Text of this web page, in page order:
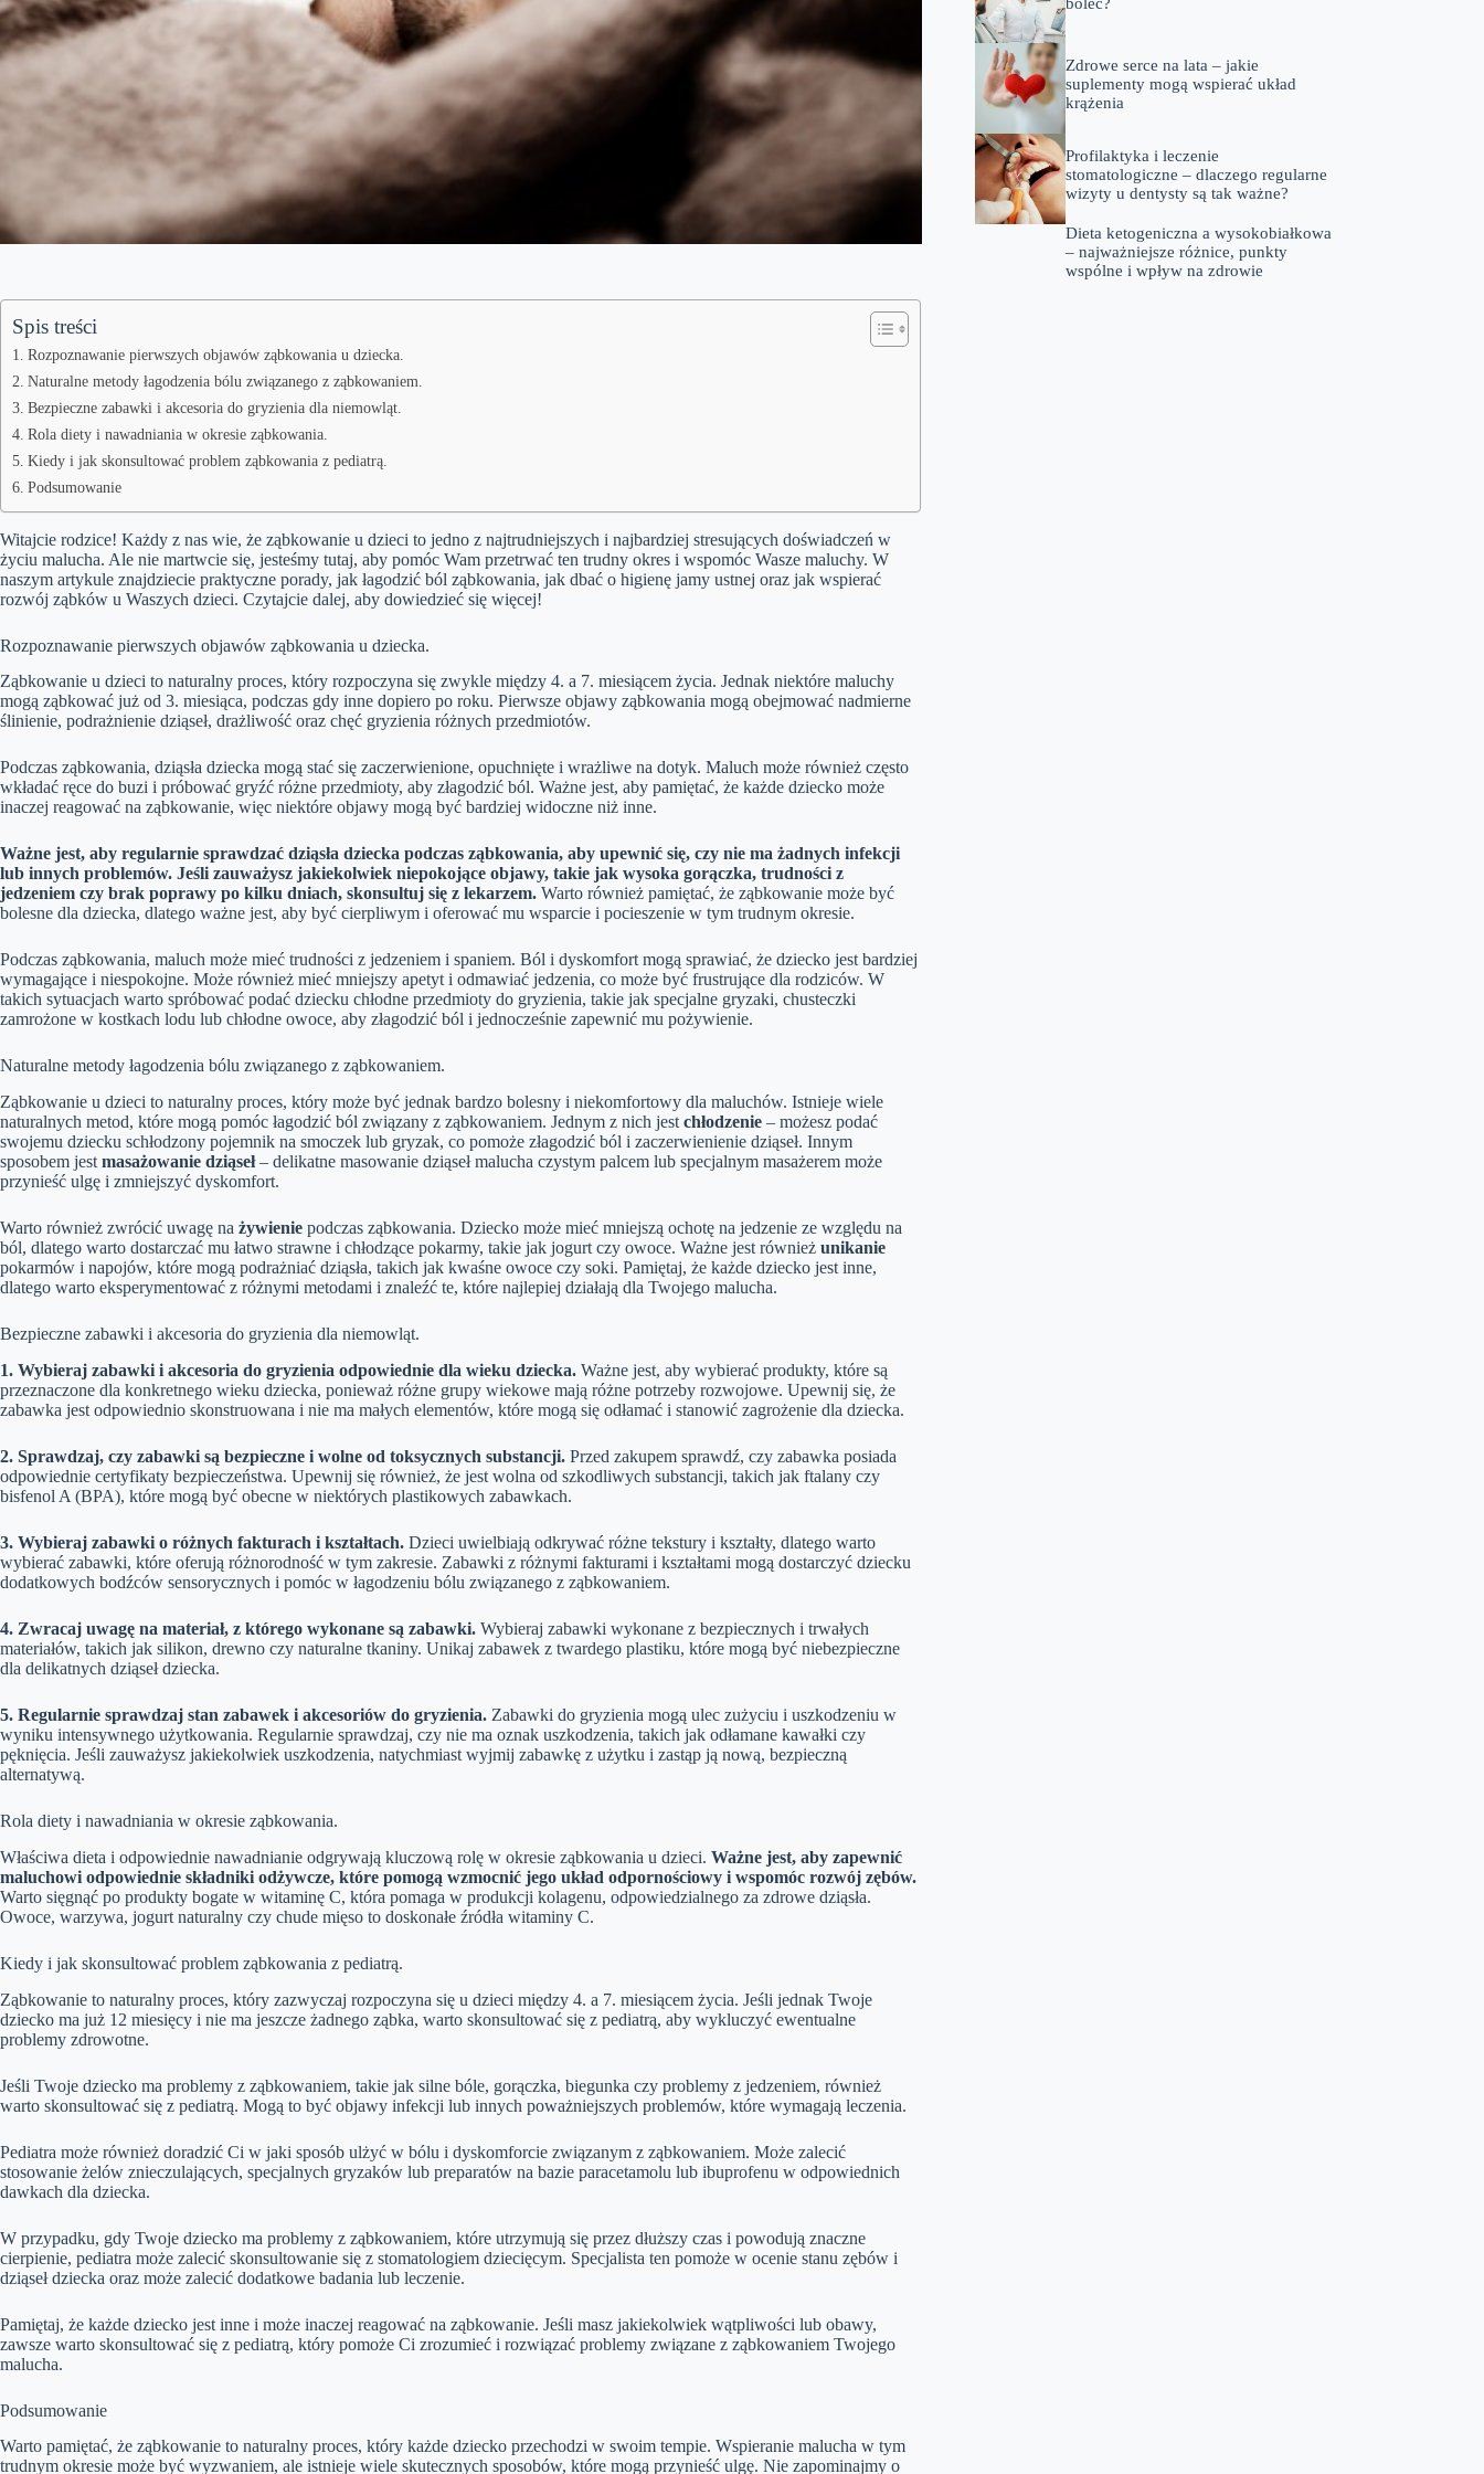
Spis treści
Rozpoznawanie pierwszych objawów ząbkowania u dziecka.
Naturalne metody łagodzenia bólu związanego z ząbkowaniem.
Bezpieczne zabawki i akcesoria do gryzienia dla niemowląt.
Rola diety i nawadniania w okresie ząbkowania.
Kiedy i jak skonsultować problem ząbkowania z pediatrą.
Podsumowanie
Witajcie rodzice! Każdy z nas wie, że ząbkowanie u dzieci to jedno z najtrudniejszych i najbardziej stresujących doświadczeń w
życiu malucha. Ale nie martwcie się, jesteśmy tutaj, aby pomóc Wam przetrwać ten trudny okres i wspomóc Wasze maluchy. W
naszym artykule znajdziecie praktyczne porady, jak łagodzić ból ząbkowania, jak dbać o higienę jamy ustnej oraz jak wspierać
rozwój ząbków u Waszych dzieci. Czytajcie dalej, aby dowiedzieć się więcej!
Rozpoznawanie pierwszych objawów ząbkowania u dziecka.
Ząbkowanie u dzieci to naturalny proces, który rozpoczyna się zwykle między 4. a 7. miesiącem życia. Jednak niektóre maluchy
mogą ząbkować już od 3. miesiąca, podczas gdy inne dopiero po roku. Pierwsze objawy ząbkowania mogą obejmować nadmierne
ślinienie, podrażnienie dziąseł, drażliwość oraz chęć gryzienia różnych przedmiotów.
Podczas ząbkowania, dziąsła dziecka mogą stać się zaczerwienione, opuchnięte i wrażliwe na dotyk. Maluch może również często
wkładać ręce do buzi i próbować gryźć różne przedmioty, aby złagodzić ból. Ważne jest, aby pamiętać, że każde dziecko może
inaczej reagować na ząbkowanie, więc niektóre objawy mogą być bardziej widoczne niż inne.
Ważne jest, aby regularnie sprawdzać dziąsła dziecka podczas ząbkowania, aby upewnić się, czy nie ma żadnych infekcji
lub innych problemów. Jeśli zauważysz jakiekolwiek niepokojące objawy, takie jak wysoka gorączka, trudności z
jedzeniem czy brak poprawy po kilku dniach, skonsultuj się z lekarzem. Warto również pamiętać, że ząbkowanie może być
bolesne dla dziecka, dlatego ważne jest, aby być cierpliwym i oferować mu wsparcie i pocieszenie w tym trudnym okresie.
Podczas ząbkowania, maluch może mieć trudności z jedzeniem i spaniem. Ból i dyskomfort mogą sprawiać, że dziecko jest bardziej
wymagające i niespokojne. Może również mieć mniejszy apetyt i odmawiać jedzenia, co może być frustrujące dla rodziców. W
takich sytuacjach warto spróbować podać dziecku chłodne przedmioty do gryzienia, takie jak specjalne gryzaki, chusteczki
zamrożone w kostkach lodu lub chłodne owoce, aby złagodzić ból i jednocześnie zapewnić mu pożywienie.
Naturalne metody łagodzenia bólu związanego z ząbkowaniem.
Ząbkowanie u dzieci to naturalny proces, który może być jednak bardzo bolesny i niekomfortowy dla maluchów. Istnieje wiele
naturalnych metod, które mogą pomóc łagodzić ból związany z ząbkowaniem. Jednym z nich jest chłodzenie – możesz podać
swojemu dziecku schłodzony pojemnik na smoczek lub gryzak, co pomoże złagodzić ból i zaczerwienienie dziąseł. Innym
sposobem jest masażowanie dziąseł– delikatne masowanie dziąseł malucha czystym palcem lub specjalnym masażerem może
przynieść ulgę i zmniejszyć dyskomfort.
Warto również zwrócić uwagę na żywienie podczas ząbkowania. Dziecko może mieć mniejszą ochotę na jedzenie ze względu na
ból, dlatego warto dostarczać mu łatwo strawne i chłodzące pokarmy, takie jak jogurt czy owoce. Ważne jest również unikanie
pokarmów i napojów, które mogą podrażniać dziąsła, takich jak kwaśne owoce czy soki. Pamiętaj, że każde dziecko jest inne,
dlatego warto eksperymentować z różnymi metodami i znaleźć te, które najlepiej działają dla Twojego malucha.
Bezpieczne zabawki i akcesoria do gryzienia dla niemowląt.
1. Wybieraj zabawki i akcesoria do gryzienia odpowiednie dla wieku dziecka. Ważne jest, aby wybierać produkty, które są
przeznaczone dla konkretnego wieku dziecka, ponieważ różne grupy wiekowe mają różne potrzeby rozwojowe. Upewnij się, że
zabawka jest odpowiednio skonstruowana i nie ma małych elementów, które mogą się odłamać i stanowić zagrożenie dla dziecka.
2. Sprawdzaj, czy zabawki są bezpieczne i wolne od toksycznych substancji. Przed zakupem sprawdź, czy zabawka posiada
odpowiednie certyfikaty bezpieczeństwa. Upewnij się również, że jest wolna od szkodliwych substancji, takich jak ftalany czy
bisfenol A (BPA), które mogą być obecne w niektórych plastikowych zabawkach.
3. Wybieraj zabawki o różnych fakturach i kształtach. Dzieci uwielbiają odkrywać różne tekstury i kształty, dlatego warto
wybierać zabawki, które oferują różnorodność w tym zakresie. Zabawki z różnymi fakturami i kształtami mogą dostarczyć dziecku
dodatkowych bodźców sensorycznych i pomóc w łagodzeniu bólu związanego z ząbkowaniem.
4. Zwracaj uwagę na materiał, z którego wykonane są zabawki. Wybieraj zabawki wykonane z bezpiecznych i trwałych
materiałów, takich jak silikon, drewno czy naturalne tkaniny. Unikaj zabawek z twardego plastiku, które mogą być niebezpieczne
dla delikatnych dziąseł dziecka.
5. Regularnie sprawdzaj stan zabawek i akcesoriów do gryzienia. Zabawki do gryzienia mogą ulec zużyciu i uszkodzeniu w
wyniku intensywnego użytkowania. Regularnie sprawdzaj, czy nie ma oznak uszkodzenia, takich jak odłamane kawałki czy
pęknięcia. Jeśli zauważysz jakiekolwiek uszkodzenia, natychmiast wyjmij zabawkę z użytku i zastąp ją nową, bezpieczną
alternatywą.
Rola diety i nawadniania w okresie ząbkowania.
Właściwa dieta i odpowiednie nawadnianie odgrywają kluczową rolę w okresie ząbkowania u dzieci. Ważne jest, aby zapewnić
maluchowi odpowiednie składniki odżywcze, które pomogą wzmocnić jego układ odpornościowy i wspomóc rozwój zębów.
Warto sięgnąć po produkty bogate w witaminę C, która pomaga w produkcji kolagenu, odpowiedzialnego za zdrowe dziąsła.
Owoce, warzywa, jogurt naturalny czy chude mięso to doskonałe źródła witaminy C.
Kiedy i jak skonsultować problem ząbkowania z pediatrą.
Ząbkowanie to naturalny proces, który zazwyczaj rozpoczyna się u dzieci między 4. a 7. miesiącem życia. Jeśli jednak Twoje
dziecko ma już 12 miesięcy i nie ma jeszcze żadnego ząbka, warto skonsultować się z pediatrą, aby wykluczyć ewentualne
problemy zdrowotne.
Jeśli Twoje dziecko ma problemy z ząbkowaniem, takie jak silne bóle, gorączka, biegunka czy problemy z jedzeniem, również
warto skonsultować się z pediatrą. Mogą to być objawy infekcji lub innych poważniejszych problemów, które wymagają leczenia.
Pediatra może również doradzić Ci w jaki sposób ulżyć w bólu i dyskomforcie związanym z ząbkowaniem. Może zalecić
stosowanie żelów znieczulających, specjalnych gryzaków lub preparatów na bazie paracetamolu lub ibuprofenu w odpowiednich
dawkach dla dziecka.
W przypadku, gdy Twoje dziecko ma problemy z ząbkowaniem, które utrzymują się przez dłuższy czas i powodują znaczne
cierpienie, pediatra może zalecić skonsultowanie się z stomatologiem dziecięcym. Specjalista ten pomoże w ocenie stanu zębów i
dziąseł dziecka oraz może zalecić dodatkowe badania lub leczenie.
Pamiętaj, że każde dziecko jest inne i może inaczej reagować na ząbkowanie. Jeśli masz jakiekolwiek wątpliwości lub obawy,
zawsze warto skonsultować się z pediatrą, który pomoże Ci zrozumieć i rozwiązać problemy związane z ząbkowaniem Twojego
malucha.
Podsumowanie
Warto pamiętać, że ząbkowanie to naturalny proces, który każde dziecko przechodzi w swoim tempie. Wspieranie malucha w tym
trudnym okresie może być wyzwaniem, ale istnieje wiele skutecznych sposobów, które mogą przynieść ulgę. Nie zapominajmy o
Zdrowe serce na lata – jakie
suplementy mogą wspierać układ
krążenia
Profilaktyka i leczenie
stomatologiczne – dlaczego regularne
wizyty u dentysty są tak ważne?
Dieta ketogeniczna a wysokobiałkowa
– najważniejsze różnice, punkty
wspólne i wpływ na zdrowie